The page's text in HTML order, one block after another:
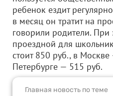
ребенок ездит
в месяц он тратит на
говорили родители.
проездной для
стоит 850 руб., в
Петербурге — 515 руб.
Главная новость по теме